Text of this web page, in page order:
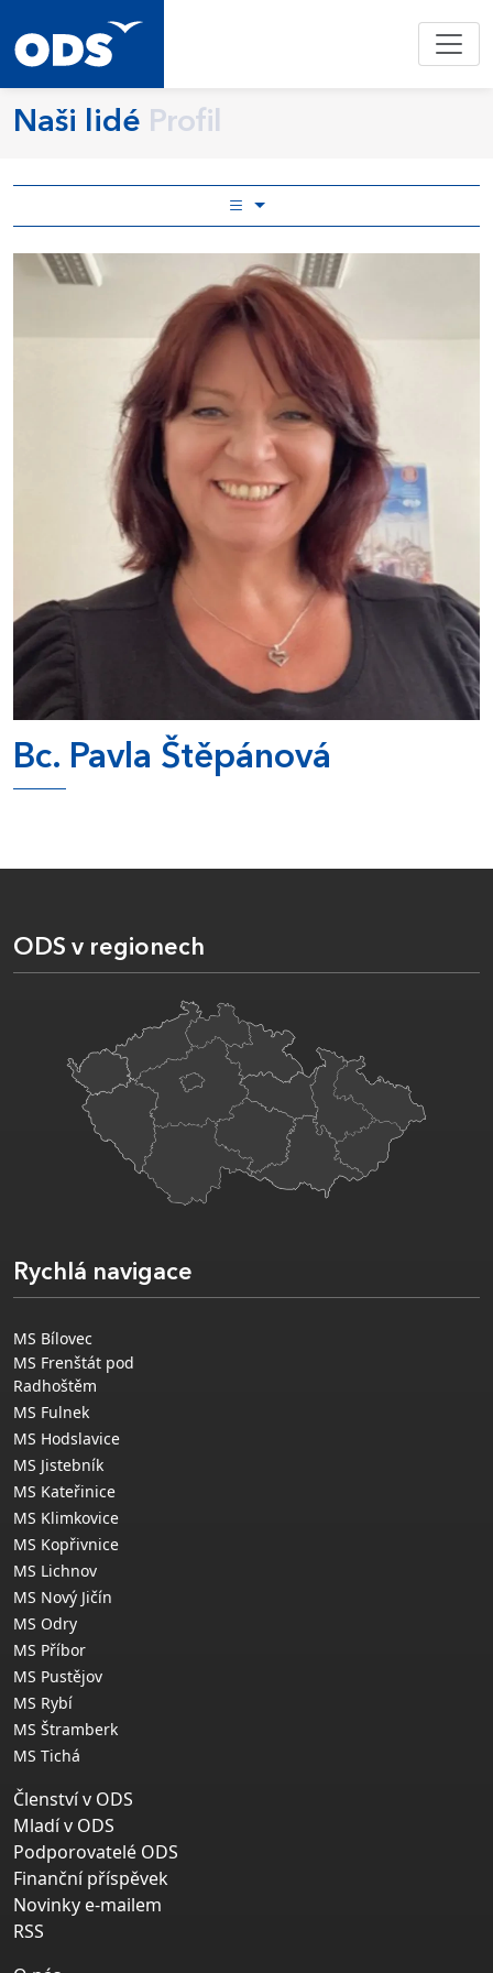
Naši lidé Profil
Bc. Pavla Štěpánová
ODS v regionech
Rychlá navigace
MS Bílovec
MS Frenštát pod
Radhoštěm
MS Fulnek
MS Hodslavice
MS Jistebník
MS Kateřinice
MS Klimkovice
MS Kopřivnice
MS Lichnov
MS Nový Jičín
MS Odry
MS Příbor
MS Pustějov
MS Rybí
MS Štramberk
MS Tichá
Členství v ODS
Mladí v ODS
Podporovatelé ODS
Finanční příspěvek
Novinky e-mailem
RSS